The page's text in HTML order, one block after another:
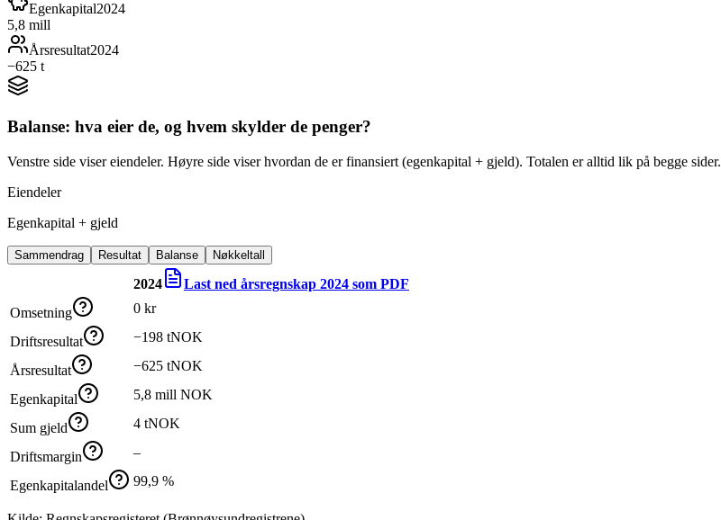
Egenkapital2024
5,8 mill
Årsresultat2024
−625 t
Balanse: hva eier de, og hvem skylder de penger?
Venstre side viser eiendeler. Høyre side viser hvordan de er finansiert (egenkapital + gjeld). Totalen er alltid lik på begge sider.
Eiendeler
Egenkapital + gjeld
Sammendrag Resultat Balanse Nøkkeltall
2024 Last ned årsregnskap 2024 som PDF
Omsetning
0 kr
Driftsresultat −198 tNOK
Årsresultat −625 tNOK
Egenkapital 5,8 mill NOK
Sum gjeld 4 tNOK
Driftsmargin –
Egenkapitalandel 99,9 %